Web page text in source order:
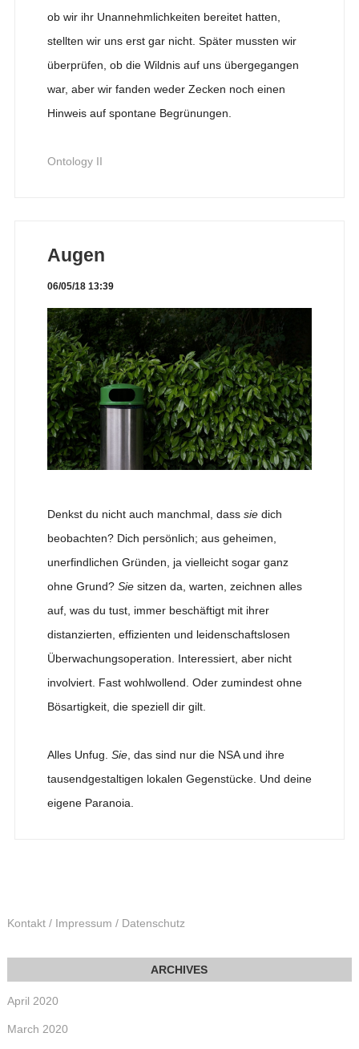
ob wir ihr Unannehmlichkeiten bereitet hatten,
stellten wir uns erst gar nicht. Später mussten wir
überprüfen, ob die Wildnis auf uns übergegangen
war, aber wir fanden weder Zecken noch einen
Hinweis auf spontane Begrünungen.
Ontology II
Augen
06/05/18 13:39
Denkst du nicht auch manchmal, dass siedich
beobachten? Dich persönlich; aus geheimen,
unerfindlichen Gründen, ja vielleicht sogar ganz
ohne Grund? Siesitzen da, warten, zeichnen alles
auf, was du tust, immer beschäftigt mit ihrer
distanzierten, effizienten und leidenschaftslosen
Überwachungsoperation. Interessiert, aber nicht
involviert. Fast wohlwollend. Oder zumindest ohne
Bösartigkeit, die speziell dir gilt.
Alles Unfug. Sie, das sind nur die NSA und ihre
tausendgestaltigen lokalen Gegenstücke. Und deine
eigene Paranoia.
Kontakt / Impressum / Datenschutz
April 2020
March 2020